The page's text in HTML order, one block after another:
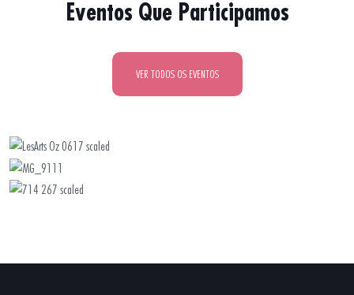
Eventos Que Participamos
VER TODOS OS EVENTOS